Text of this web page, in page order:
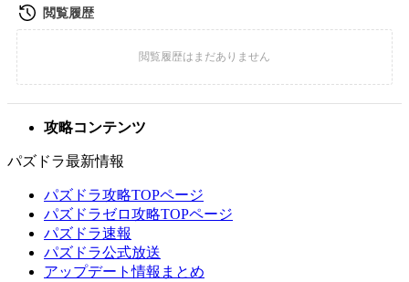
攻略コンテンツ
パズドラ最新情報
パズドラ攻略TOPページ
パズドラゼロ攻略TOPページ
パズドラ速報
パズドラ公式放送
アップデート情報まとめ